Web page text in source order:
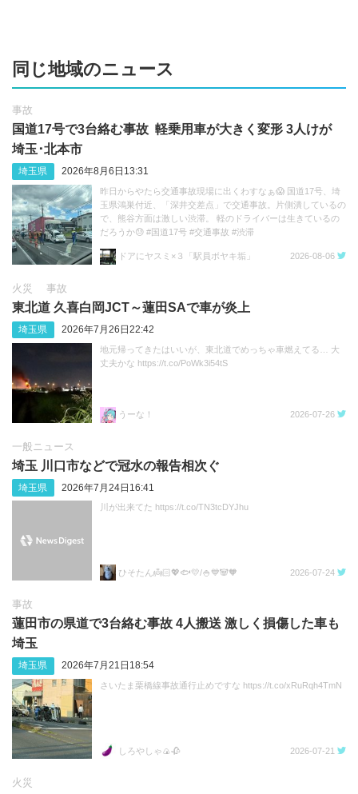
同じ地域のニュース
事故
国道17号で3台絡む事故 軽乗用車が大きく変形 3人けが
埼玉･北本市
埼玉県 2026年8月6日13:31
昨日からやたら交通事故現場に出くわすなぁ😱 国道17号、埼
玉県鴻巣付近、「深井交差点」で交通事故。片側潰しているの
で、熊谷方面は激しい渋滞。 軽のドライバーは生きているの
だろうか😓 #国道17号 #交通事故 #渋滞
ドアにヤスミ×３「駅員ボヤキ垢」
2026-08-06
火災 事故
東北道 久喜白岡JCT～蓮田SAで車が炎上
埼玉県 2026年7月26日22:42
地元帰ってきたはいいが、東北道でめっちゃ車燃えてる… 大
丈夫かな https://t.co/PoWk3i54tS
うーな！ 2026-07-26
一般ニュース
埼玉 川口市などで冠水の報告相次ぐ
埼玉県 2026年7月24日16:41
川が出来てた https://t.co/TN3tcDYJhu
ひそたん👼🏻💖🐟️💛/🍚💙🐼🧡 2026-07-24
事故
蓮田市の県道で3台絡む事故 4人搬送 激しく損傷した車も
埼玉
埼玉県 2026年7月21日18:54
さいたま栗橋線事故通行止めですな https://t.co/xRuRqh4TmN
しろやしゃ🍙🥀 2026-07-21
火災